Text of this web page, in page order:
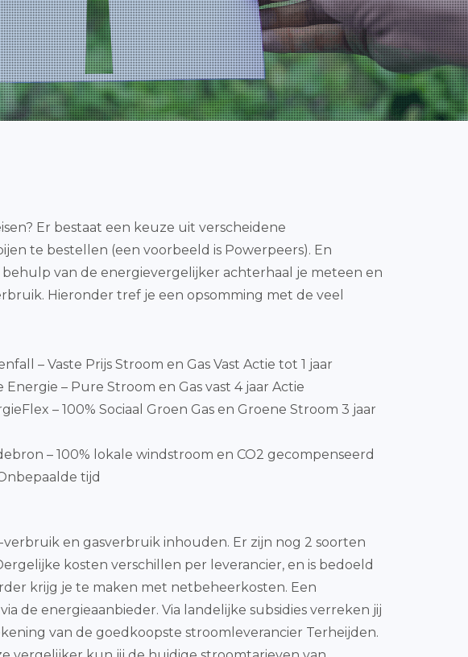
Er bestaat een keuze uit verscheidene
te bestellen (een voorbeeld is Powerpeers). En
van de energievergelijker achterhaal je meteen en
Hieronder tref je een opsomming met de veel
– Vaste Prijs Stroom en Gas Vast Actie tot 1 jaar
Energie – Pure Stroom en Gas vast 4 jaar Actie
– 100% Sociaal Groen Gas en Groene Stroom 3 jaar
– 100% lokale windstroom en CO2 gecompenseerd
tijd
en gasverbruik inhouden. Er zijn nog 2 soorten
kosten verschillen per leverancier, en is bedoeld
krijg je te maken met netbeheerkosten. Een
de energieaanbieder. Via landelijke subsidies verreken jij
van de goedkoopste stroomleverancier Terheijden.